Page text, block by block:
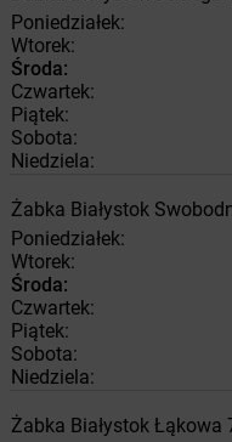
Poniedziałek:
Wtorek:
Środa:
Czwartek:
Piątek:
Sobota:
Niedziela:
Żabka Białystok
Poniedziałek:
Wtorek:
Środa:
Czwartek:
Piątek:
Sobota:
Niedziela:
Żabka Białystok Łąkowa